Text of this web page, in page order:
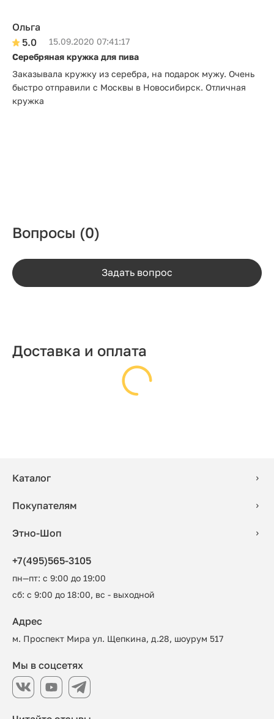
Ольга
5.0
15.09.2020 07:41:17
Серебряная кружка для пива
Заказывала кружку из серебра, на подарок мужу. Очень
быстро отправили с Москвы в Новосибирск. Отличная
кружка
Вопросы (0)
Задать вопрос
Доставка и оплата
Каталог
Покупателям
Этно-Шоп
+7(495)565-3105
пн—пт: с 9:00 до 19:00
сб: с 9:00 до 18:00, вс - выходной
Адрес
м. Проспект Мира ул. Щепкина, д.28, шоурум 517
Мы в соцсетях